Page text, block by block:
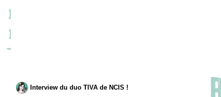
Interview du duo TIVA de NCIS !